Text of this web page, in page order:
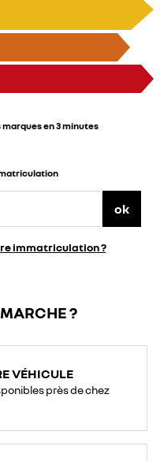
en 3 minutes
ok
immatriculation ?
?
VÉHICULE
près de chez